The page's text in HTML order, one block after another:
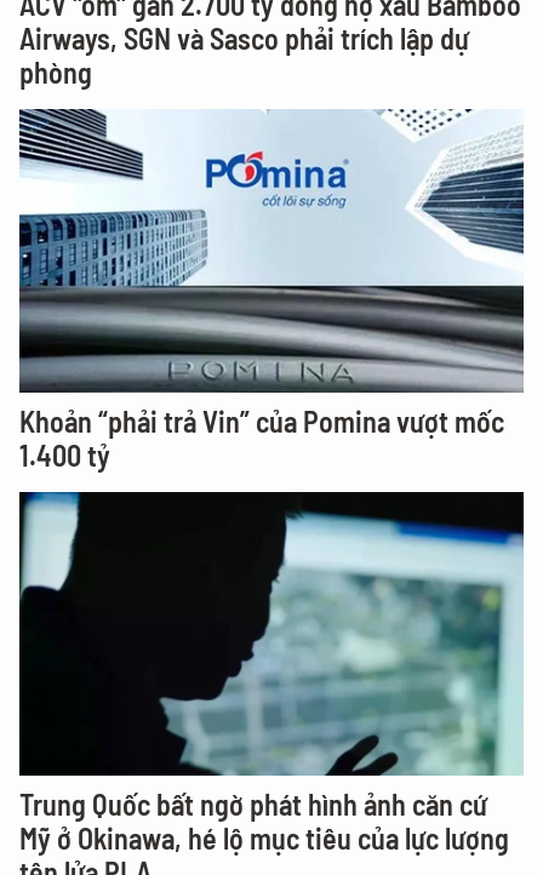
Airways, SGN và Sasco phải trích lập dự
phòng
Khoản “phải trả Vin” của Pomina vượt mốc
1.400 tỷ
Trung Quốc bất ngờ phát hình ảnh căn cứ
Mỹ ở Okinawa, hé lộ mục tiêu của lực lượng